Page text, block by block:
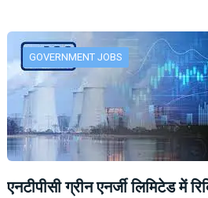
GOVERNMENT JOBS
एनटीपीसी ग्रीन एनर्जी लिमिटेड में